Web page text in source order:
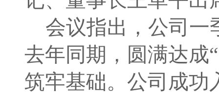
会议指出，公司 一
去年同期，圆满达成“
筑牢基础。 公司成功